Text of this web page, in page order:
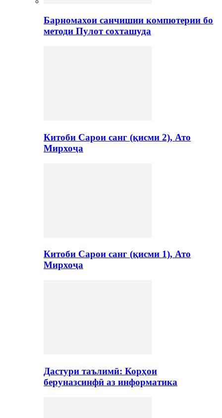
Барномахои санчишии компютерии бо
методи Пулот сохташуда
Китоби Сарои санг (қисми 2), Ато
Мирхоҷа
Китоби Сарои санг (қисми 1), Ато
Мирхоҷа
Дастури таълимӣ: Корҳои
беруназсинфӣ аз информатика